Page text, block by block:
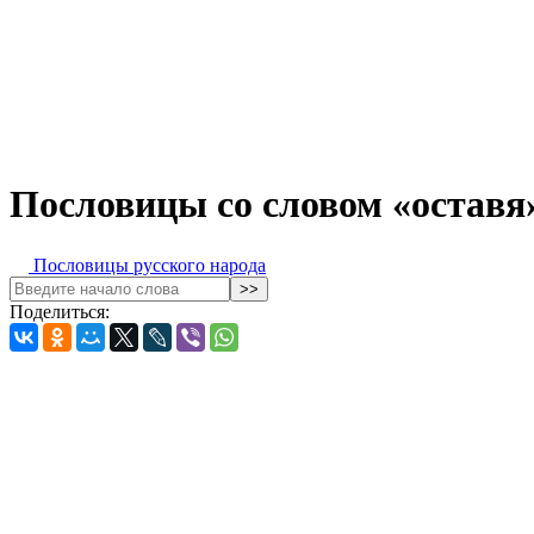
Пословицы со словом
Пословицы русского народа
Поделиться: